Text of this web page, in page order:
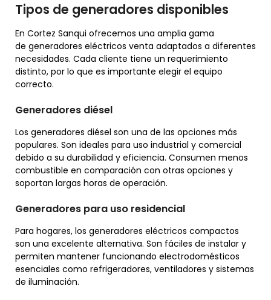
Tipos de generadores disponibles
En Cortez Sanqui ofrecemos una amplia gama
de generadores eléctricos venta adaptados a diferentes
necesidades. Cada cliente tiene un requerimiento
distinto, por lo que es importante elegir el equipo
correcto.
Generadores diésel
Los generadores diésel son una de las opciones más
populares. Son ideales para uso industrial y comercial
debido a su durabilidad y eficiencia. Consumen menos
combustible en comparación con otras opciones y
soportan largas horas de operación.
Generadores para uso residencial
Para hogares, los generadores eléctricos compactos
son una excelente alternativa. Son fáciles de instalar y
permiten mantener funcionando electrodomésticos
esenciales como refrigeradores, ventiladores y sistemas
de iluminación.